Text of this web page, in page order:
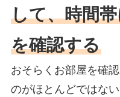
して、時間
を確認する
おそらくお部屋を確
のがほとんどではな